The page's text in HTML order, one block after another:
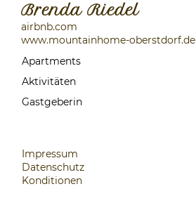
Brenda Riedel
airbnb.com
www.mountainhome-oberstdorf.de
Apartments
Aktivitäten
Gastgeberin
Impressum
Datenschutz
Konditionen